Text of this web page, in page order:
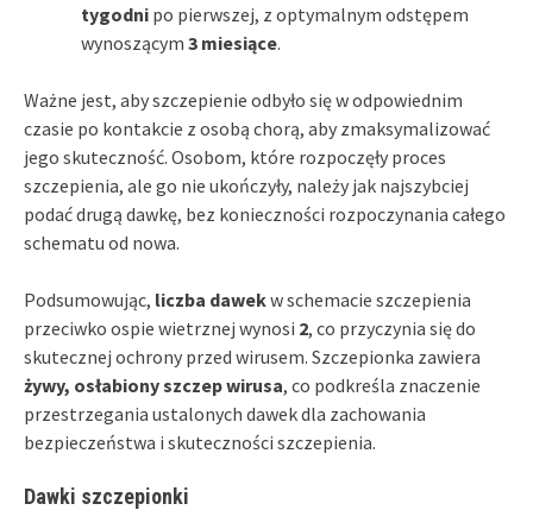
tygodni po pierwszej, z optymalnym odstępem
wynoszącym 3 miesiące.
Ważne jest, aby szczepienie odbyło się w odpowiednim
czasie po kontakcie z osobą chorą, aby zmaksymalizować
jego skuteczność. Osobom, które rozpoczęły proces
szczepienia, ale go nie ukończyły, należy jak najszybciej
podać drugą dawkę, bez konieczności rozpoczynania całego
schematu od nowa.
Podsumowując, liczba dawekw schemacie szczepienia
przeciwko ospie wietrznej wynosi 2, co przyczynia się do
skutecznej ochrony przed wirusem. Szczepionka zawiera
żywy, osłabiony szczep wirusa, co podkreśla znaczenie
przestrzegania ustalonych dawek dla zachowania
bezpieczeństwa i skuteczności szczepienia.
Dawki szczepionki